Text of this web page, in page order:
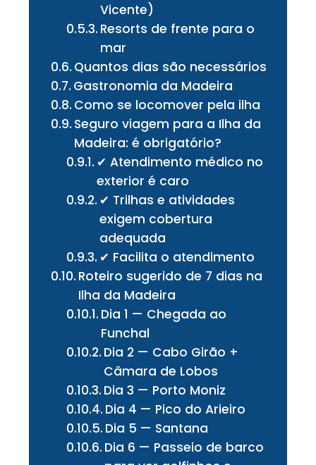
Vicente)
Resorts de frente para o
mar
Quantos dias são necessários
Gastronomia da Madeira
Como se locomover pela ilha
Seguro viagem para a Ilha da
Madeira: é obrigatório?
✔ Atendimento médico no
exterior é caro
✔ Trilhas e atividades
exigem cobertura
adequada
✔ Facilita o atendimento
Roteiro sugerido de 7 dias na
Ilha da Madeira
Dia 1 — Chegada ao
Funchal
Dia 2 — Cabo Girão +
Câmara de Lobos
Dia 3 — Porto Moniz
Dia 4 — Pico do Arieiro
Dia 5 — Santana
Dia 6 — Passeio de barco